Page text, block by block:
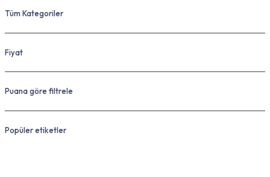
Tüm Kategoriler
Fiyat
Puana göre filtrele
Popüler etiketler